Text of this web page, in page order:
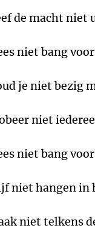
de macht niet
niet bang
je niet bezig
niet
niet bang
niet hangen in
niet telkens